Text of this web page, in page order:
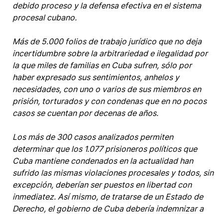
debido proceso y la defensa efectiva en el sistema
procesal cubano.
Más de 5.000 folios de trabajo jurídico que no deja
incertidumbre sobre la arbitrariedad e ilegalidad por
la que miles de familias en Cuba sufren, sólo por
haber expresado sus sentimientos, anhelos y
necesidades, con uno o varios de sus miembros en
prisión, torturados y con condenas que en no pocos
casos se cuentan por decenas de años.
Los más de 300 casos analizados permiten
determinar que los 1.077 prisioneros políticos que
Cuba mantiene condenados en la actualidad han
sufrido las mismas violaciones procesales y todos, sin
excepción, deberían ser puestos en libertad con
inmediatez. Así mismo, de tratarse de un Estado de
Derecho, el gobierno de Cuba debería indemnizar a